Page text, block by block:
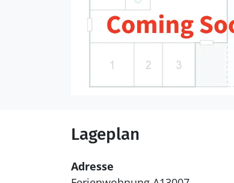
Lageplan
Adresse